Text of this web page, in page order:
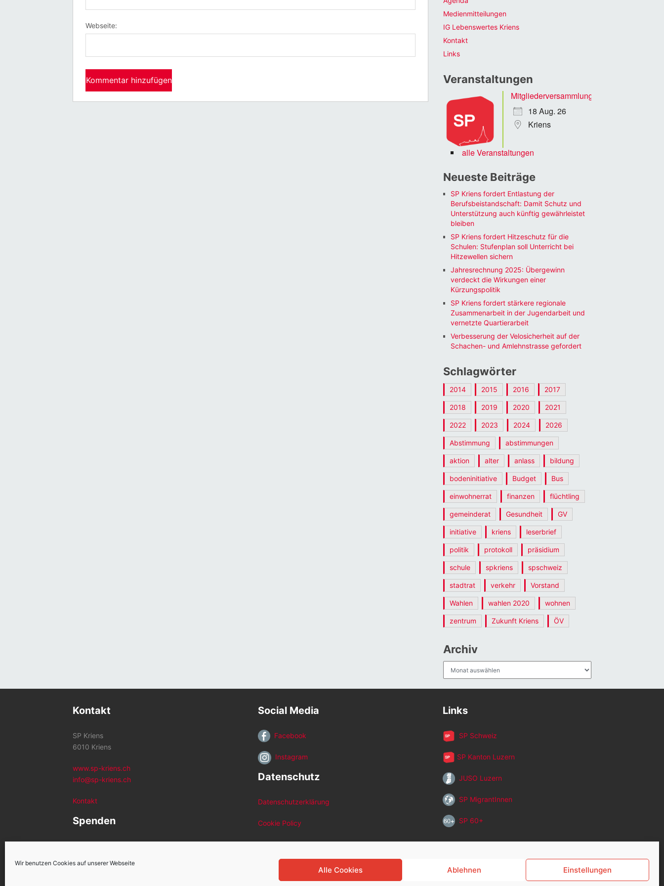
Wir benutzen Cookies auf unserer Webseite
Alle Cookies Ablehnen Einstellungen
Webseite:
Medienmitteilungen
IG Lebenswertes Kriens
Kontakt
Links
Veranstaltungen
Mitgliederversammlung
18 Aug. 26
Kriens
alle Veranstaltungen
Neueste Beiträge
SP Kriens fordert Entlastung der
Berufsbeistandschaft: Damit Schutz und
Unterstützung auch künftig gewährleistet
bleiben
SP Kriens fordert Hitzeschutz für die
Schulen: Stufenplan soll Unterricht bei
Hitzewellen sichern
Jahresrechnung 2025: Übergewinn
verdeckt die Wirkungen einer
Kürzungspolitik
SP Kriens fordert stärkere regionale
Zusammenarbeit in der Jugendarbeit und
vernetzte Quartierarbeit
Verbesserung der Velosicherheit auf der
Schachen- und Amlehnstrasse gefordert
Schlagwörter
2014 2015 2016 2017
2018 2019 2020 2021
2022 2023 2024 2026
Abstimmung abstimmungen
aktion alter anlass bildung
bodeninitiative Budget Bus
einwohnerrat finanzen flüchtling
gemeinderat Gesundheit GV
initiative kriens leserbrief
politik protokoll präsidium
schule spkriens spschweiz
stadtrat verkehr Vorstand
Wahlen wahlen 2020 wohnen
zentrum Zukunft Kriens ÖV
Archiv
Kontakt
SP Kriens
6010 Kriens
www.sp-kriens.ch
info@sp-kriens.ch
Kontakt
Spenden
Social Media
Facebook
Instagram
Datenschutz
Datenschutzerklärung
Cookie Policy
Links
SP Schweiz
SP Kanton Luzern
JUSO Luzern
SP MigrantInnen
SP 60+